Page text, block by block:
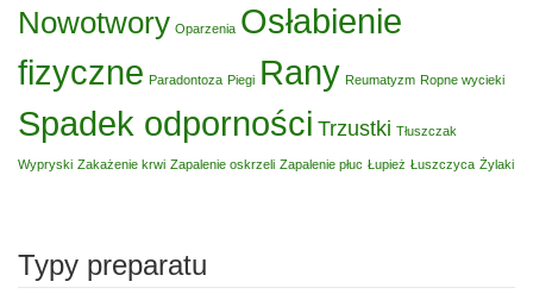
Nowotwory Oparzenia Osłabienie
fizyczne Paradontoza Piegi Rany Reumatyzm Ropne wycieki
Spadek odporności Trzustki Tłuszczak
Wypryski Zakażenie krwi Zapalenie oskrzeli Zapalenie płuc Łupież Łuszczyca Żylaki
Typy preparatu